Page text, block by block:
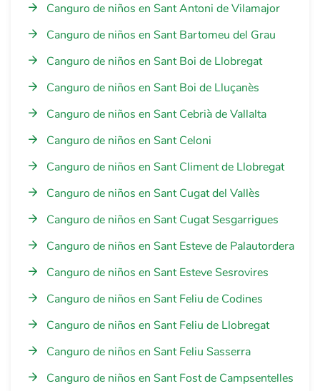
Canguro de niños en Sant Antoni de Vilamajor
Canguro de niños en Sant Bartomeu del Grau
Canguro de niños en Sant Boi de Llobregat
Canguro de niños en Sant Boi de Lluçanès
Canguro de niños en Sant Cebrià de Vallalta
Canguro de niños en Sant Celoni
Canguro de niños en Sant Climent de Llobregat
Canguro de niños en Sant Cugat del Vallès
Canguro de niños en Sant Cugat Sesgarrigues
Canguro de niños en Sant Esteve de Palautordera
Canguro de niños en Sant Esteve Sesrovires
Canguro de niños en Sant Feliu de Codines
Canguro de niños en Sant Feliu de Llobregat
Canguro de niños en Sant Feliu Sasserra
Canguro de niños en Sant Fost de Campsentelles